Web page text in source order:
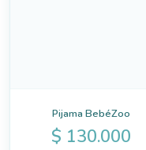
Pijama BebéZoo
$ 130.000